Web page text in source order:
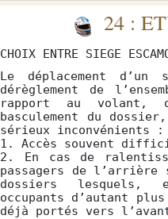
24 :
CHOIX ENTRE SIEGE
Le déplacement d’un
dérèglement de
rapport au volant,
basculement du
sérieux inconvénients :
1. Accès souvent
2. En cas de
passagers de l’arrière
dossiers lesquels,
occupants d’autant
déjà portés vers